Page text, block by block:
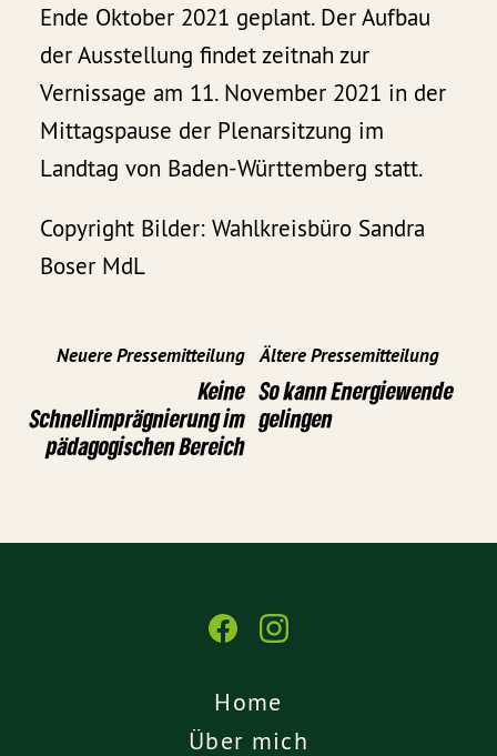
Ende Oktober 2021 geplant. Der Aufbau
der Ausstellung findet zeitnah zur
Vernissage am 11. November 2021 in der
Mittagspause der Plenarsitzung im
Landtag von Baden-Württemberg statt.
Copyright Bilder: Wahlkreisbüro Sandra
Boser MdL
Neuere Pressemitteilung
Keine
Schnellimprägnierung im
pädagogischen Bereich
Ältere Pressemitteilung
So kann Energiewende
gelingen
Home
Über mich